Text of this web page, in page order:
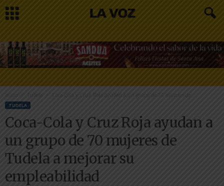
Inicio Tudela Coca-Cola y Cruz Roja ayudan a un grupo de 70 mujeres de...
TUDELA
Coca-Cola y Cruz Roja ayudan a
un grupo de 70 mujeres de
Tudela a mejorar su
empleabilidad